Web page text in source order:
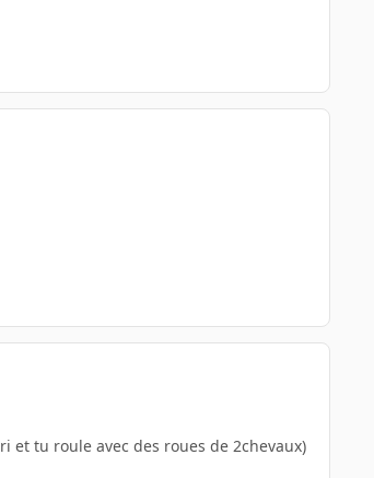
et tu roule avec des roues de 2chevaux)